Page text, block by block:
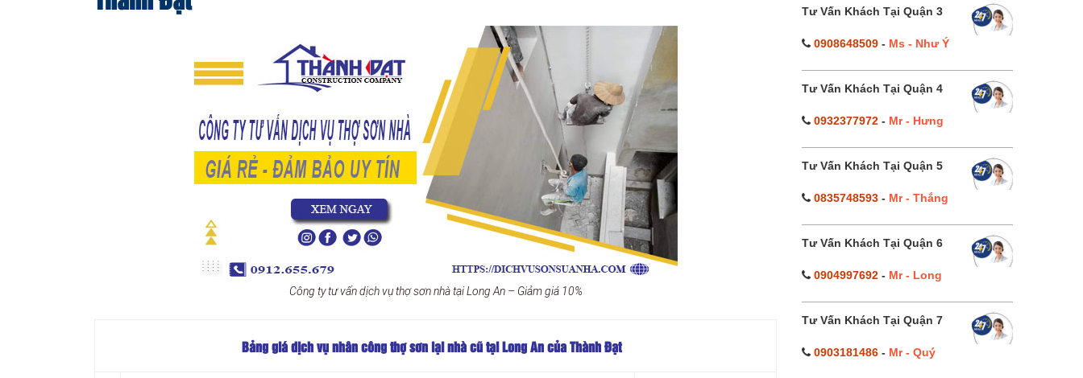
Công ty tư vấn dịch vụ thợ sơn nhà tại Long An – Giảm giá 10%
Bảng giá dịch vụ nhân công thợ sơn lại nhà cũ tại Long An của Thành Đạt
Tư Vấn Khách Tại Quận 3
0908648509- Ms - Như Ý
Tư Vấn Khách Tại Quận 4
0932377972- Mr - Hưng
Tư Vấn Khách Tại Quận 5
0835748593- Mr - Thắng
Tư Vấn Khách Tại Quận 6
0904997692- Mr - Long
Tư Vấn Khách Tại Quận 7
0903181486- Mr - Quý